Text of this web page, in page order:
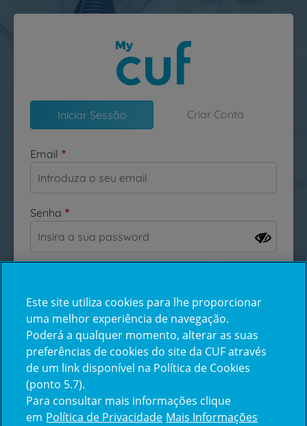
Passar para o conteúdo principal
Iniciar Sessão Criar Conta
Email
Senha
Esqueceu-se da sua password?
Inicie sessão com a Apple
Centro de Apoio ao Cliente | Política de Privacidade e Cookies
Este site utiliza cookies para lhe proporcionar
uma melhor experiência de navegação.
Poderá a qualquer momento, alterar as suas
preferências de cookies do site da CUF através
de um link disponível na Política de Cookies
(ponto 5.7).
Para consultar mais informações clique
em Política de Privacidade Mais Informações